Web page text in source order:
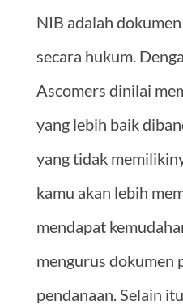
NIB adalah
secara hukum.
Ascomers dinilai
yang lebih baik
yang tidak
kamu akan lebih
mendapat
mengurus dokumen
pendanaan. Selain